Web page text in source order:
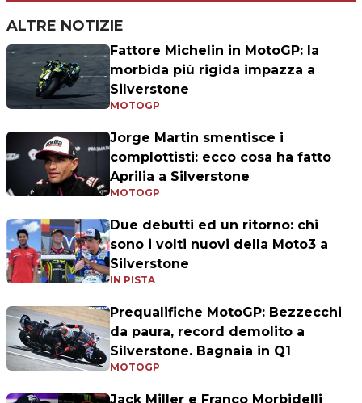
ALTRE NOTIZIE
Fattore Michelin in MotoGP: la
morbida più rigida impazza a
Silverstone
MOTOGP
Jorge Martin smentisce i
complottisti: ecco cosa ha fatto
Aprilia a Silverstone
MOTOGP
Due debutti ed un ritorno: chi
sono i volti nuovi della Moto3 a
Silverstone
IN PISTA
Prequalifiche MotoGP: Bezzecchi
da paura, record demolito a
Silverstone. Bagnaia in Q1
MOTOGP
Jack Miller e Franco Morbidelli